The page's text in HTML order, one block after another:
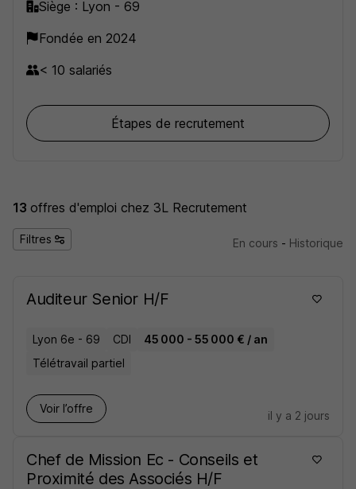
juriste, assistant administratif, assistant de direction
…
fournisseurs, comptable clients, chef comptable,
autres fonctions supports…
Mon objectif : rapprocher entreprises et talents qui
Siège : Lyon - 69
Fondée en 2024
< 10 salariés
Étapes de recrutement
13 offres d'emploi chez 3L Recrutement
Filtres En cours - Historique
Auditeur Senior H/F
Lyon 6e - 69 CDI
45 000 - 55 000 € / an
Télétravail partiel
Voir l’offre
il y a 2 jours
Chef de Mission Ec - Conseils et
Proximité des Associés H/F